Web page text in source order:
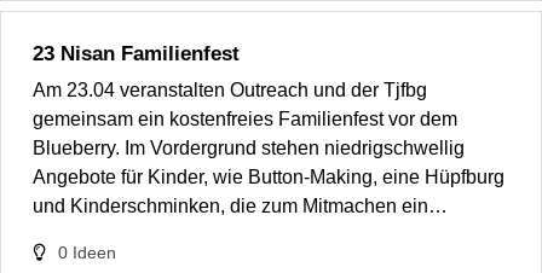
23 Nisan Familienfest
Am 23.04 veranstalten Outreach und der Tjfbg
gemeinsam ein kostenfreies Familienfest vor dem
Blueberry. Im Vordergrund stehen niedrigschwellig
Angebote für Kinder, wie Button-Making, eine Hüpfburg
und Kinderschminken, die zum Mitmachen ein…
0 Ideen